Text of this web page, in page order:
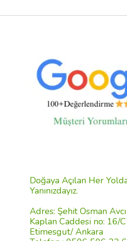
Doğaya Açılan Her
Yanınızdayız.
Adres: Şehit Osman
Kaplan Caddesi no: 16/
Etimesgut/ Ankara